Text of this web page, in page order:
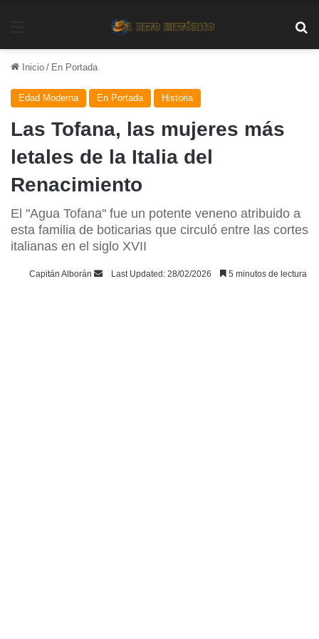
Inicio / En Portada
Edad Moderna En Portada Historia
Las Tofana, las mujeres más
letales de la Italia del
Renacimiento
El "Agua Tofana" fue un potente veneno atribuido a
esta familia de boticarias que circuló entre las cortes
italianas en el siglo XVII
Capitán Alborán
SendLast Updated: 28/02/2026 5 minutos de lectura